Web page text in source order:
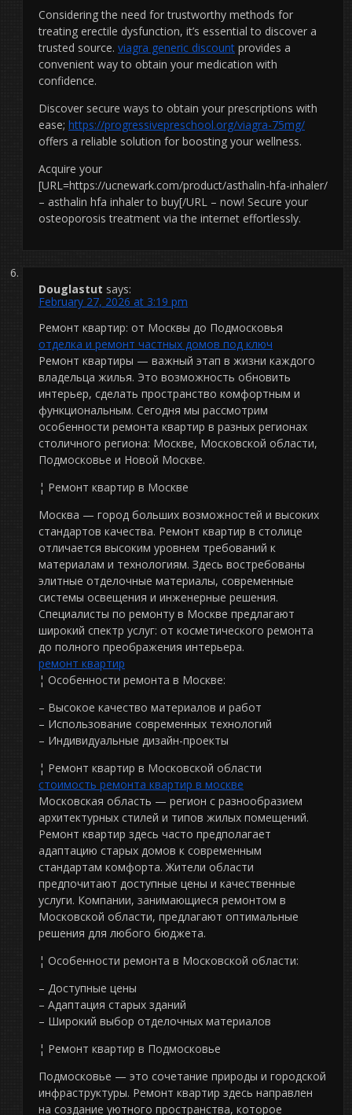
Considering the need for trustworthy methods for
treating erectile dysfunction, it’s essential to discover a
trusted source. viagra generic discount provides a
convenient way to obtain your medication with
confidence.
Discover secure ways to obtain your prescriptions with
ease; https://progressivepreschool.org/viagra-75mg/
offers a reliable solution for boosting your wellness.
Acquire your
[URL=https://ucnewark.com/product/asthalin-hfa-inhaler/
– asthalin hfa inhaler to buy[/URL – now! Secure your
osteoporosis treatment via the internet effortlessly.
Douglastut says:
February 27, 2026 at 3:19 pm
Ремонт квартир: от Москвы до Подмосковья
отделка и ремонт частных домов под ключ
Ремонт квартиры — важный этап в жизни каждого
владельца жилья. Это возможность обновить
интерьер, сделать пространство комфортным и
функциональным. Сегодня мы рассмотрим
особенности ремонта квартир в разных регионах
столичного региона: Москве, Московской области,
Подмосковье и Новой Москве.
¦ Ремонт квартир в Москве
Москва — город больших возможностей и высоких
стандартов качества. Ремонт квартир в столице
отличается высоким уровнем требований к
материалам и технологиям. Здесь востребованы
элитные отделочные материалы, современные
системы освещения и инженерные решения.
Специалисты по ремонту в Москве предлагают
широкий спектр услуг: от косметического ремонта
до полного преображения интерьера.
ремонт квартир
¦ Особенности ремонта в Москве:
– Высокое качество материалов и работ
– Использование современных технологий
– Индивидуальные дизайн-проекты
¦ Ремонт квартир в Московской области
стоимость ремонта квартир в москве
Московская область — регион с разнообразием
архитектурных стилей и типов жилых помещений.
Ремонт квартир здесь часто предполагает
адаптацию старых домов к современным
стандартам комфорта. Жители области
предпочитают доступные цены и качественные
услуги. Компании, занимающиеся ремонтом в
Московской области, предлагают оптимальные
решения для любого бюджета.
¦ Особенности ремонта в Московской области:
– Доступные цены
– Адаптация старых зданий
– Широкий выбор отделочных материалов
¦ Ремонт квартир в Подмосковье
Подмосковье — это сочетание природы и городской
инфраструктуры. Ремонт квартир здесь направлен
на создание уютного пространства, которое